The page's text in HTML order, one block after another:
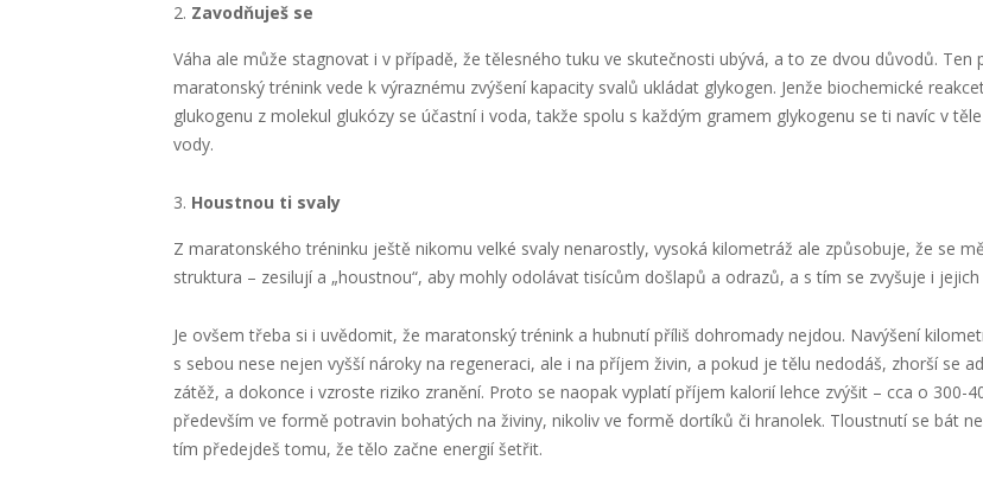
Zavodňuješ se
Váha ale může stagnovat i v případě, že tělesného tuku ve skutečnosti ubývá, a to ze dvou důvodů. Ten
maratonský trénink vede k výraznému zvýšení kapacity svalů ukládat glykogen. Jenže biochemické
glukogenu z molekul glukózy se účastní i voda, takže spolu s každým gramem glykogenu se ti navíc v
vody.
Houstnou ti svaly
Z maratonského tréninku ještě nikomu velké svaly nenarostly, vysoká kilometráž ale způsobuje, že se
struktura – zesilují a „houstnou“, aby mohly odolávat tisícům došlapů a odrazů, a s tím se zvyšuje i
Je ovšem třeba si i uvědomit, že maratonský trénink a hubnutí příliš dohromady nejdou. Navýšení
s sebou nese nejen vyšší nároky na regeneraci, ale i na příjem živin, a pokud je tělu nedodáš, zhorší se
zátěž, a dokonce i vzroste riziko zranění. Proto se naopak vyplatí příjem kalorií lehce zvýšit – cca o 300-
především ve formě potravin bohatých na živiny, nikoliv ve formě dortíků či hranolek. Tloustnutí se bát
tím předejdeš tomu, že tělo začne energií šetřit.